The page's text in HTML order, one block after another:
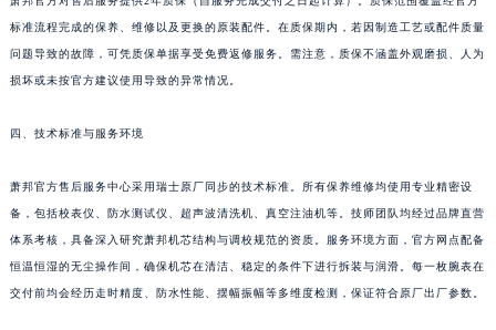
标准流程完成的保养、维修以及更换的原装配件。在质保期内，若因制造工艺或配件质量
问题导致的故障，可凭质保单据享受免费返修服务。需注意，质保不涵盖外观磨损、人为
损坏或未按官方建议使用导致的异常情况。
四、技术标准与服务环境
萧邦官方售后服务中心采用瑞士原厂同步的技术标准。所有保养维修均使用专业精密设
备，包括校表仪、防水测试仪、超声波清洗机、真空注油机等。技师团队均经过品牌直营
体系考核，具备深入研究萧邦机芯结构与调校规范的资质。服务环境方面，官方网点配备
恒温恒湿的无尘操作间，确保机芯在清洁、稳定的条件下进行拆装与润滑。每一枚腕表在
交付前均会经历走时精度、防水性能、摆幅振幅等多维度检测，保证符合原厂出厂参数。